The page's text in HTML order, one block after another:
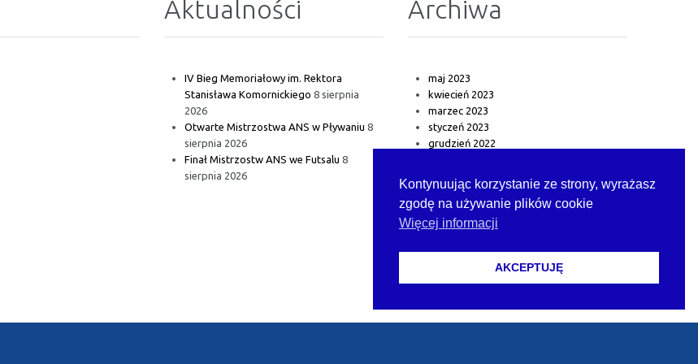
Aktualności
IV Bieg Memoriałowy im. Rektora
Stanisława Komornickiego 8 sierpnia
2026
Otwarte Mistrzostwa ANS w Pływaniu 8
sierpnia 2026
Finał Mistrzostw ANS we Futsalu 8
sierpnia 2026
Archiwa
maj 2023
kwiecień 2023
marzec 2023
styczeń 2023
grudzień 2022
Kontynuując korzystanie ze strony, wyrażasz
zgodę na używanie plików cookie
Więcej informacji
AKCEPTUJĘ